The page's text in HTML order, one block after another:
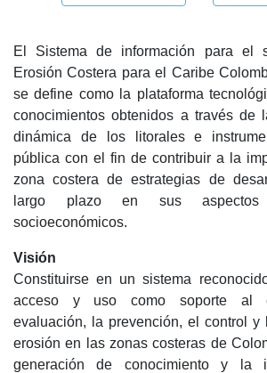
El Sistema de información para el
Erosión Costera para el Caribe
se define como la plataforma
conocimientos obtenidos a través de
dinámica de los litorales e
pública con el fin de contribuir a la
zona costera de estrategias de
largo plazo en sus aspectos
socioeconómicos.
Visión
Constituirse en un sistema
acceso y uso como soporte al
evaluación, la prevención, el control y
erosión en las zonas costeras de
generación de conocimiento y la